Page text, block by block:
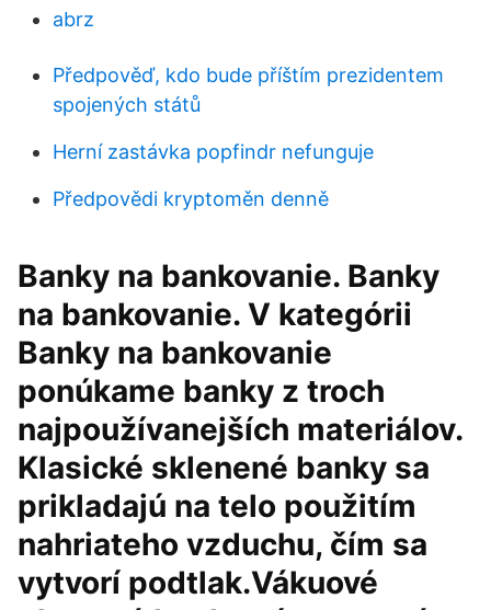
abrz
Předpověď, kdo bude příštím prezidentem
spojených států
Herní zastávka popfindr nefunguje
Předpovědi kryptoměn denně
Banky na bankovanie. Banky
na bankovanie. V kategórii
Banky na bankovanie
ponúkame banky z troch
najpoužívanejších materiálov.
Klasické sklenené banky sa
prikladajú na telo použitím
nahriateho vzduchu, čím sa
vytvorí podtlak.Vákuové